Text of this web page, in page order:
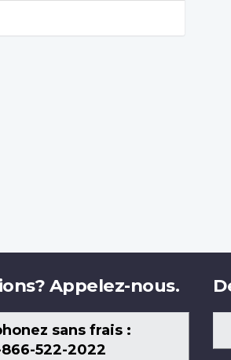
Appelez-nous.
sans frais :
866-522-2022